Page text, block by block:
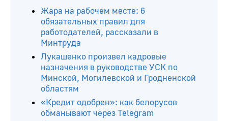
Жара на рабочем месте: 6
обязательных правил для
работодателей, рассказали в
Минтруда
Лукашенко произвел кадровые
назначения в руководстве УСК по
Минской, Могилевской и Гродненской
областям
«Кредит одобрен»: как белорусов
обманывают через Telegram